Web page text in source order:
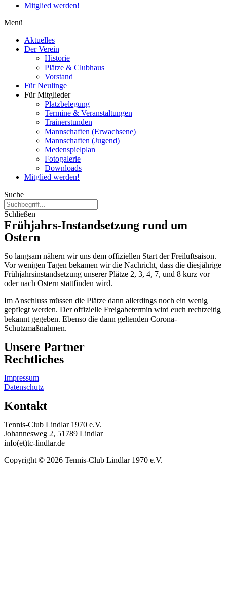
Mitglied werden!
Menü
Aktuelles
Der Verein
Historie
Plätze & Clubhaus
Vorstand
Für Neulinge
Für Mitglieder
Platzbelegung
Termine & Veranstaltungen
Trainerstunden
Mannschaften (Erwachsene)
Mannschaften (Jugend)
Medenspielplan
Fotogalerie
Downloads
Mitglied werden!
Suche
Schließen
Frühjahrs-Instandsetzung rund um
Ostern
So langsam nähern wir uns dem offiziellen Start der Freiluftsaison.
Vor wenigen Tagen bekamen wir die Nachricht, dass die diesjährige
Frühjahrsinstandsetzung unserer Plätze 2, 3, 4, 7, und 8 kurz vor
oder nach Ostern stattfinden wird.
Im Anschluss müssen die Plätze dann allerdings noch ein wenig
gepflegt werden. Der offizielle Freigabetermin wird euch rechtzeitig
bekannt gegeben. Ebenso die dann geltenden Corona-
Schutzmaßnahmen.
Unsere Partner
Rechtliches
Impressum
Datenschutz
Kontakt
Tennis-Club Lindlar 1970 e.V.
Johannesweg 2, 51789 Lindlar
info(et)tc-lindlar.de
Copyright © 2026 Tennis-Club Lindlar 1970 e.V.